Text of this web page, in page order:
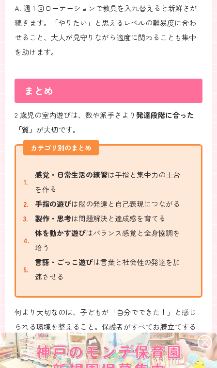
A. 週 1 回ローテーションで教具を入れ替えると新鮮さが
続きます。「やりたい」と思えるレベルの難易度に合わ
せること、大人が見守りながら適度に関わることも集中
を助けます。
まとめ
2 歳児の室内遊びは、数や派手さより 発達段階に合った
「質」 が大切です。
カテゴリ別のまとめ
感覚・日常生活の練習は手指と集中力の土台
を作る
手指の遊びは脳の発達と自己表現につながる
製作・思考は問題解決と達成感を育てる
体を動かす遊びはバランス感覚と全身協調を
培う
言語・ごっこ遊びは言葉と社会性の発達を加
速させる
何より大切なのは、子どもが「自分でできた！」と感じ
られる環境を整えること。保護者がすべてお膳立てする
のではなく、子どもが選んで取り組めるよう、ほんの少
し余白を残してあげましょう。